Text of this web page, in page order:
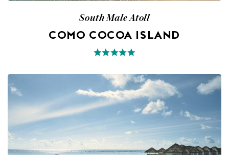
South Male Atoll
COMO COCOA ISLAND